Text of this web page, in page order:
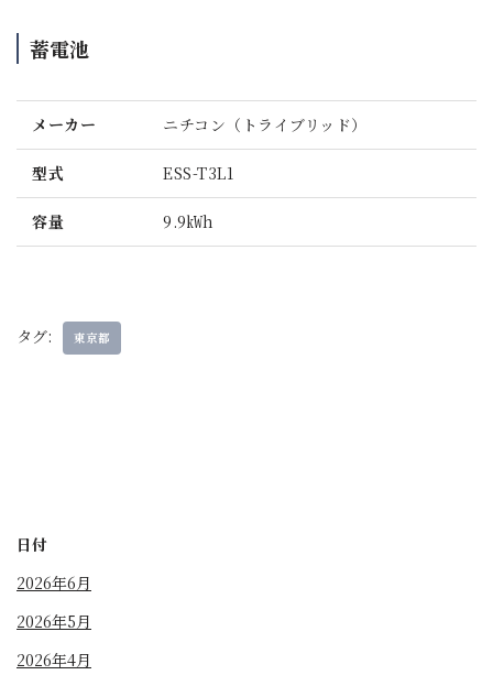
蓄電池
メーカー ニチコン（トライブリッド）
型式 ESS-T3L1
容量 9.9㎾h
タグ: 東京都
日付
2026年6月
2026年5月
2026年4月